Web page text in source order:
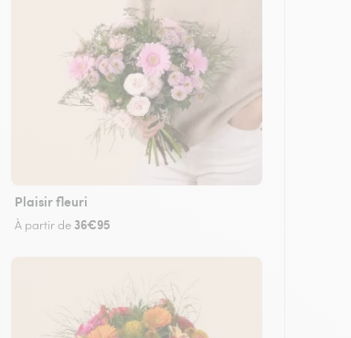
Plaisir fleuri
À partir de 36€95